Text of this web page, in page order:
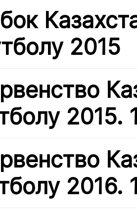
2015
2015.
2016.